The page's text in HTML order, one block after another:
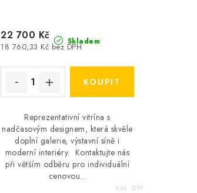
Skladem
18 760,33 Kč bez DPH
22 700 Kč
Reprezentativní vitrína s
nadčasovým designem, která skvěle
doplní galerie, výstavní síně i
moderní interiéry. Kontaktujte nás
při větším odběru pro individuální
cenovou...
Kód: 2791